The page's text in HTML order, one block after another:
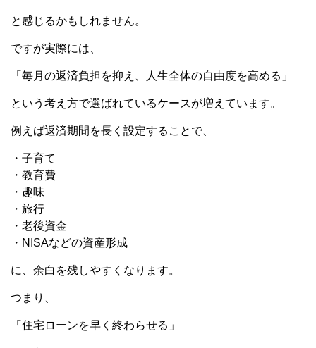
と感じるかもしれません。
ですが実際には、
「毎月の返済負担を抑え、人生全体の自由度を高める」
という考え方で選ばれているケースが増えています。
例えば返済期間を長く設定することで、
・子育て
・教育費
・趣味
・旅行
・老後資金
・NISAなどの資産形成
に、余白を残しやすくなります。
つまり、
「住宅ローンを早く終わらせる」